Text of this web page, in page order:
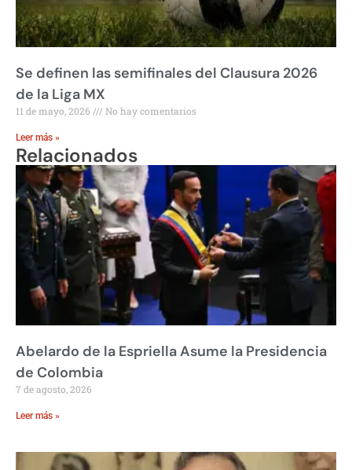
Se definen las semifinales del Clausura 2026
de la Liga MX
11 de mayo, 2026 No hay comentarios
Leer más »
Relacionados
Abelardo de la Espriella Asume la Presidencia
de Colombia
7 de agosto, 2026
Leer más »